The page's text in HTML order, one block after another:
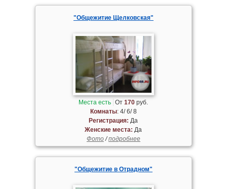
"Общежитие Щелковская"
Места есть От170 руб.
Комнаты: 4/ 6/ 8
Регистрация: Да
Женские места: Да
Фото/подробнее
"Общежитие в Отрадном"